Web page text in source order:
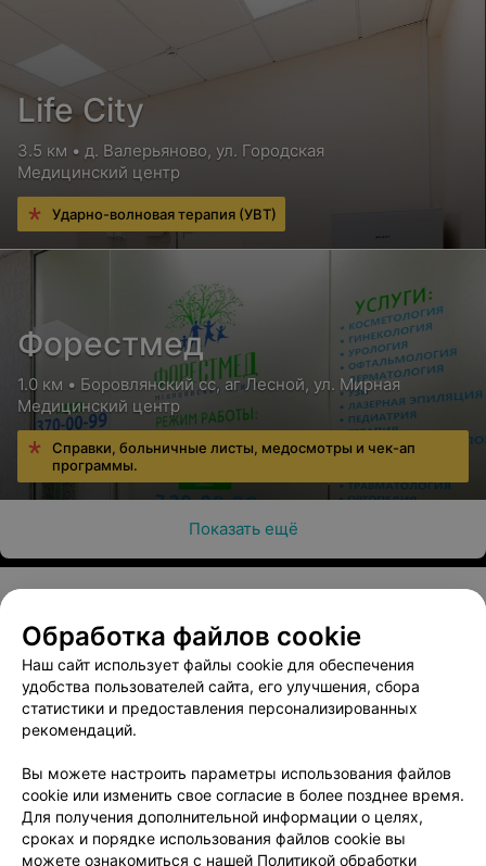
Life City
3.5 км • д. Валерьяново, ул. Городская
Медицинский центр
Ударно-волновая терапия (УВТ)
Форестмед
1.0 км • Боровлянский сс, аг Лесной, ул. Мирная
Медицинский центр
Справки, больничные листы, медосмотры и чек-ап
программы.
Показать ещё
О проекте Новости проекта
Размещение рекламы
Медицинский маркетинг
Публичный договор
Пользовательское соглашение
Способы оплаты
Написать в поддержку
Персональные настройки cookie
Обработка персональных данных
Обработка файлов cookie
Наш сайт использует файлы cookie для обеспечения
удобства пользователей сайта, его улучшения, сбора
статистики и предоставления персонализированных
рекомендаций.
Вы можете настроить параметры использования файлов
cookie или изменить свое согласие в более позднее время.
Для получения дополнительной информации о целях,
сроках и порядке использования файлов cookie вы
можете ознакомиться с нашей Политикой обработки